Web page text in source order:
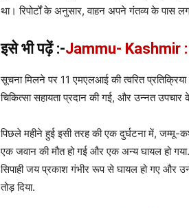
था। रिपोर्टों के अनुसार, वाहन अपने गंतव्य के पास
इसे भी पढ़ें :-Jammu- Kashmir :
सूचना मिलने पर 11 एमएलआई की त्वरित
चिकित्सा सहायता प्रदान की गई, और उन्नत
पिछले महीने हुई इसी तरह की एक दुर्घटना में,
एक जवान की मौत हो गई और एक अन्य घायल हो
सिपाही जय प्रकाश गंभीर रूप से घायल हो गए और
तोड़ दिया.